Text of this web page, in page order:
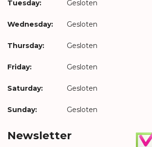
Tuesday: Gesloten
Wednesday: Gesloten
Thursday: Gesloten
Friday: Gesloten
Saturday: Gesloten
Sunday: Gesloten
Newsletter